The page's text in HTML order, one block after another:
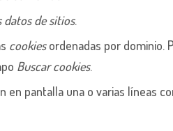
de sitios.
cookiesordenadas por dominio.
Buscar cookies.
en pantalla una o varias líneas